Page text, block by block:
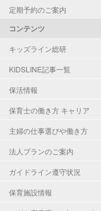
定期予約のご案内
コンテンツ
キッズライン総研
KIDSLINE記事一覧
保活情報
保育士の働き方 キャリア
主婦の仕事選びや働き方
法人プランのご案内
ガイドライン遵守状況
保育施設情報